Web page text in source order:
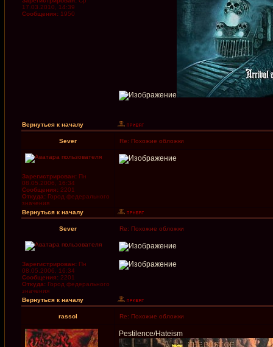
17.03.2010, 14:39
Сообщения: 1950
Вернуться к началу
Sever Re: Похожие обложки
Зарегистрирован: Пн
08.05.2006, 16:34
Сообщения: 2201
Откуда: Город федерального
значения
Вернуться к началу
Sever Re: Похожие обложки
Зарегистрирован: Пн
08.05.2006, 16:34
Сообщения: 2201
Откуда: Город федерального
значения
Вернуться к началу
rassol Re: Похожие обложки
Pestilence/Hateism